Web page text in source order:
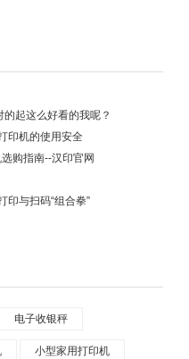
的起这么好看的我呢？
印机的使用安全
购指南--汉印官网
印与扫码“组合拳”
电子收银秤
小型家用打印机